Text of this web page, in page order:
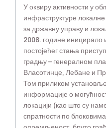
У оквиру активности у
инфраструктуре
за државну управу и
2008. године иницирало
постојећег стања
градњу – генералном
Власотинце, Лебане и
Том приликом
информације о
локацији (као што су
спратности по